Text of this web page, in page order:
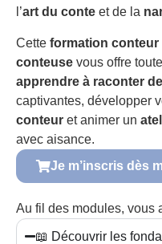
l’art du conte et de la
Cette formation conteur
conteuse vous offre
apprendre à raconter
captivantes, développer
conteur et animer un
avec aisance.
Je m’inscris dès
Au fil des modules, vous
📖 Découvrir les